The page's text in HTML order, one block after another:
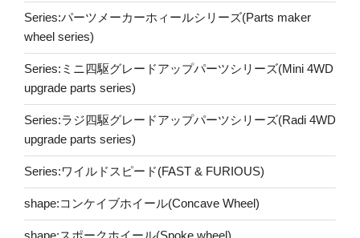
Series:パーツメーカーホィールシリーズ(Parts maker
wheel series)
Series:ミニ四駆グレードアップパーツシリーズ(Mini 4WD
upgrade parts series)
Series:ラジ四駆グレードアップパーツシリーズ(Radi 4WD
upgrade parts series)
Series:ワイルドスピード(FAST & FURIOUS)
shape:コンケイブホイール(Concave Wheel)
shape:スポークホイール(Spoke wheel)